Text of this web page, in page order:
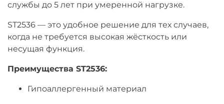
службы до 5 лет при умеренной нагрузке.
ST2536 — это удобное решение для тех случаев,
когда не требуется высокая жёсткость или
несущая функция.
Преимущества ST2536:
Гипоаллергенный материал